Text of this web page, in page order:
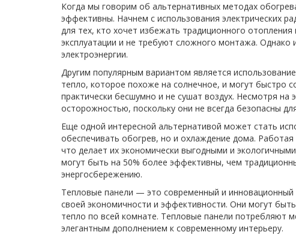
Когда мы говорим об альтернативных методах
эффективны. Начнем с использования электрических
для тех, кто хочет избежать традиционного
эксплуатации и не требуют сложного монтажа. Однако
электроэнергии.
Другим популярным вариантом является
тепло, которое похоже на солнечное, и могут быстро
практически бесшумно и не сушат воздух. Несмотря на
осторожностью, поскольку они не всегда безопасны
Еще одной интересной альтернативой может стать
обеспечивать обогрев, но и охлаждение дома.
что делает их экономически выгодными и
могут быть на 50% более эффективны, чем
энергосбережению.
Тепловые панели — это современный и
своей экономичности и эффективности. Они могут
тепло по всей комнате. Тепловые панели потребляют
элегантным дополнением к современному интерьеру.